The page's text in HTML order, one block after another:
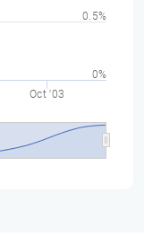
Oct '03
0%
0.5%